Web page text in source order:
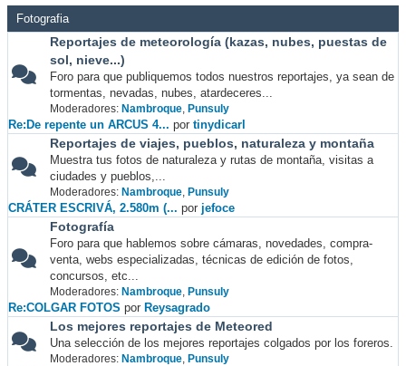
Fotografia
Reportajes de meteorología (kazas, nubes, puestas de
sol, nieve...)
Foro para que publiquemos todos nuestros reportajes, ya sean de
tormentas, nevadas, nubes, atardeceres...
Moderadores: Nambroque, Punsuly
Re:De repente un ARCUS 4... por tinydicarl
Reportajes de viajes, pueblos, naturaleza y montaña
Muestra tus fotos de naturaleza y rutas de montaña, visitas a
ciudades y pueblos,...
Moderadores: Nambroque, Punsuly
CRÁTER ESCRIVÁ, 2.580m (... por jefoce
Fotografía
Foro para que hablemos sobre cámaras, novedades, compra-
venta, webs especializadas, técnicas de edición de fotos,
concursos, etc...
Moderadores: Nambroque, Punsuly
Re:COLGAR FOTOS por Reysagrado
Los mejores reportajes de Meteored
Una selección de los mejores reportajes colgados por los foreros.
Moderadores: Nambroque, Punsuly